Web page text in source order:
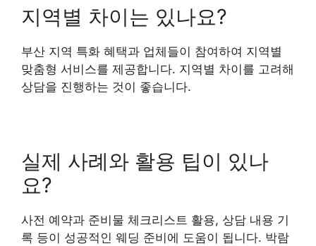
지역별 차이는 있나요?
부산 지역 특화 혜택과 업체들이 참여하여 지역별
맞춤형 서비스를 제공합니다. 지역별 차이를 고려해
상담을 진행하는 것이 좋습니다.
실제 사례와 활용 팁이 있나
요?
사전 예약과 준비물 체크리스트 활용, 상담 내용 기
록 등이 성공적인 웨딩 준비에 도움이 됩니다. 박람